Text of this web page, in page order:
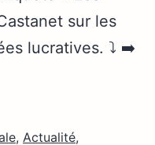
sur les
lucratives. ⤵️ ➡️
, Actualité,